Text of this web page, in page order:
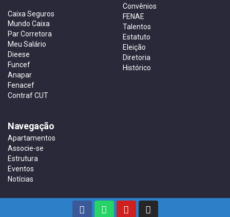
Caixa Seguros
Mundo Caixa
Par Corretora
Meu Salário
Dieese
Funcef
Anapar
Fenacef
Contraf CUT
Convênios
FENAE
Talentos
Estatuto
Eleição
Diretoria
Histórico
Navegação
Apartamentos
Associe-se
Estrutura
Eventos
Notícias